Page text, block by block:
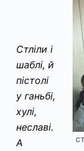
Стліли і
шаблі, й
пістолі
у ганьбі,
хулі,
неславі.
А